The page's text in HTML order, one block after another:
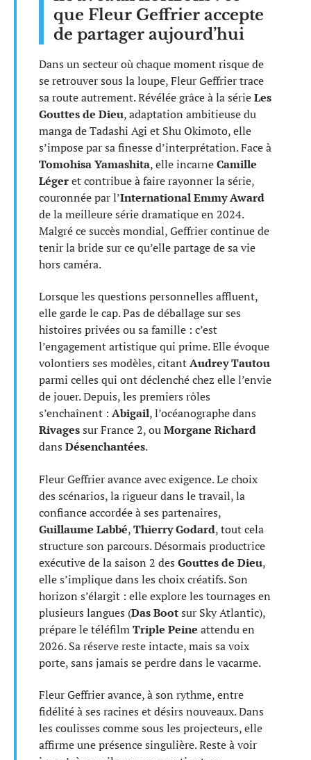
que Fleur Geffrier accepte
de partager aujourd’hui
Dans un secteur où chaque moment risque de
se retrouver sous la loupe, Fleur Geffrier trace
sa route autrement. Révélée grâce à la sérieLes
Gouttes de Dieu, adaptation ambitieuse du
manga de Tadashi Agi et Shu Okimoto, elle
s’impose par sa finesse d’interprétation. Face à
Tomohisa Yamashita, elle incarneCamille
Légeret contribue à faire rayonner la série,
couronnée par l’International Emmy Award
de la meilleure série dramatique en 2024.
Malgré ce succès mondial, Geffrier continue de
tenir la bride sur ce qu’elle partage de sa vie
hors caméra.
Lorsque les questions personnelles affluent,
elle garde le cap. Pas de déballage sur ses
histoires privées ou sa famille : c’est
l’engagement artistique qui prime. Elle évoque
volontiers ses modèles, citantAudrey Tautou
parmi celles qui ont déclenché chez elle l’envie
de jouer. Depuis, les premiers rôles
s’enchaînent : Abigail, l’océanographe dans
Rivagessur France 2, ouMorgane Richard
dans Désenchantées.
Fleur Geffrier avance avec exigence. Le choix
des scénarios, la rigueur dans le travail, la
confiance accordée à ses partenaires,
Guillaume Labbé,Thierry Godard, tout cela
structure son parcours. Désormais productrice
exécutive de la saison 2 des Gouttes de Dieu,
elle s’implique dans les choix créatifs. Son
horizon s’élargit : elle explore les tournages en
plusieurs langues (Das Bootsur Sky Atlantic),
prépare le téléfilmTriple Peine attendu en
2026. Sa réserve reste intacte, mais sa voix
porte, sans jamais se perdre dans le vacarme.
Fleur Geffrier avance, à son rythme, entre
fidélité à ses racines et désirs nouveaux. Dans
les coulisses comme sous les projecteurs, elle
affirme une présence singulière. Reste à voir